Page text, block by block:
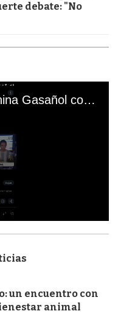
debate: "No
El mal momento de Yanina Gasañol con un hincha argentino en "Subrayado"
un encuentro con
animal